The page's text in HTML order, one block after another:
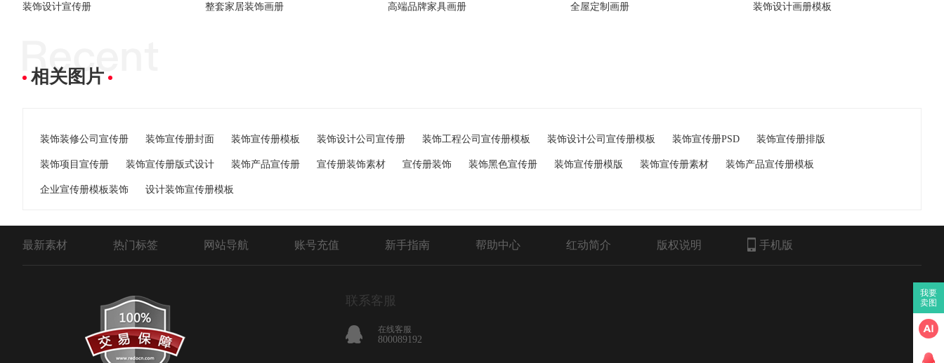
装饰设计宣传册 整套家居装饰画册 高端品牌家具画册 全屋定制画册 装饰设计画册模板
相关图片
装饰装修公司宣传册 装饰宣传册封面 装饰宣传册模板 装饰设计公司宣传册 装饰工程公司宣传册模板 装饰设计公司宣传册模板 装饰宣传册PSD 装饰宣传册排版
装饰项目宣传册 装饰宣传册版式设计 装饰产品宣传册 宣传册装饰素材 宣传册装饰 装饰黑色宣传册 装饰宣传册模版 装饰宣传册素材 装饰产品宣传册模板
企业宣传册模板装饰 设计装饰宣传册模板
最新素材 热门标签 网站导航 账号充值 新手指南 帮助中心 红动简介 版权说明 手机版
联系客服
在线客服
800089192
我要
卖图